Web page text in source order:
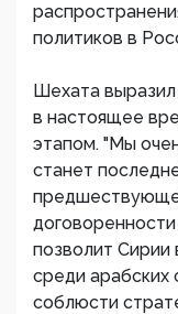
политиков в
Шехата выразил
в настоящее
этапом. "Мы
станет
позволит Сирии
среди арабских
соблюсти